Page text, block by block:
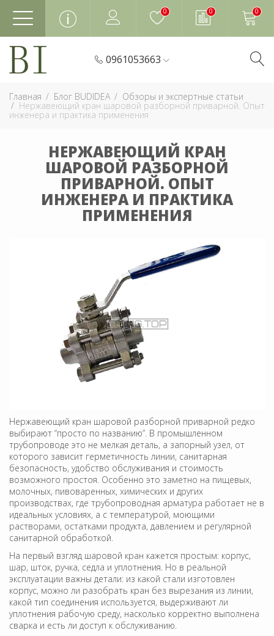
0 0 0
0961053663
Главная Блог BUDIDEA Обзоры и экспертные статьи
Нержавеющий кран шаровой разборной приварной. Опыт
инженера и практика применения
НЕРЖАВЕЮЩИЙ КРАН
ШАРОВОЙ РАЗБОРНОЙ
ПРИВАРНОЙ. ОПЫТ
ИНЖЕНЕРА И ПРАКТИКА
ПРИМЕНЕНИЯ
Нержавеющий кран шаровой разборной приварной редко
выбирают “просто по названию”. В промышленном
трубопроводе это не мелкая деталь, а запорный узел, от
которого зависит герметичность линии, санитарная
безопасность, удобство обслуживания и стоимость
возможного простоя. Особенно это заметно на пищевых,
молочных, пивоваренных, химических и других
производствах, где трубопроводная арматура работает не в
идеальных условиях, а с температурой, моющими
растворами, остатками продукта, давлением и регулярной
санитарной обработкой.
На первый взгляд шаровой кран кажется простым: корпус,
шар, шток, ручка, седла и уплотнения. Но в реальной
эксплуатации важны детали: из какой стали изготовлен
корпус, можно ли разобрать кран без вырезания из линии,
какой тип соединения используется, выдерживают ли
уплотнения рабочую среду, насколько корректно выполнена
сварка и есть ли доступ к обслуживанию.